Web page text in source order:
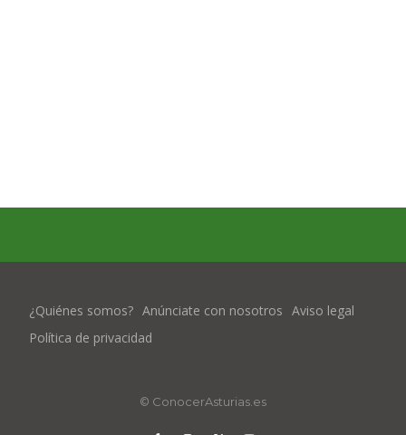
¿Quiénes somos? Anúnciate con nosotros Aviso legal
Política de privacidad
© ConocerAsturias.es